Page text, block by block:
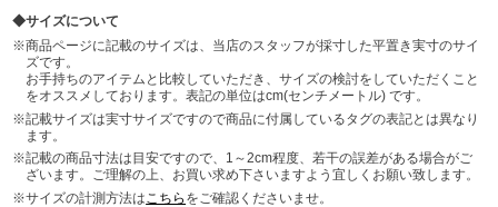
サイズについて
商品ページに記載のサイズは、当店のスタッフが採寸した平置き実寸のサイ
ズです。
お手持ちのアイテムと比較していただき、サイズの検討をしていただくこと
をオススメしております。表記の単位はcm(センチメートル) です。
記載サイズは実寸サイズですので商品に付属しているタグの表記とは異なり
ます。
記載の商品寸法は目安ですので、1～2cm程度、若干の誤差がある場合がご
ざいます。ご理解の上、お買い求め下さいますよう宜しくお願い致します。
サイズの計測方法は こちら をご確認くださいませ。